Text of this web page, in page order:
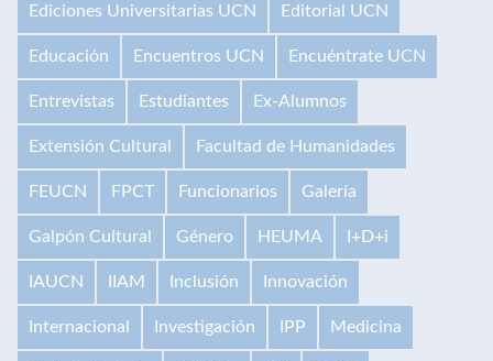
Ediciones Universitarias UCN Editorial UCN
Educación Encuentros UCN Encuéntrate UCN
Entrevistas Estudiantes Ex-Alumnos
Extensión Cultural Facultad de Humanidades
FEUCN FPCT Funcionarios Galería
Galpón Cultural Género HEUMA I+D+i
IAUCN IIAM Inclusión Innovación
Internacional Investigación IPP Medicina